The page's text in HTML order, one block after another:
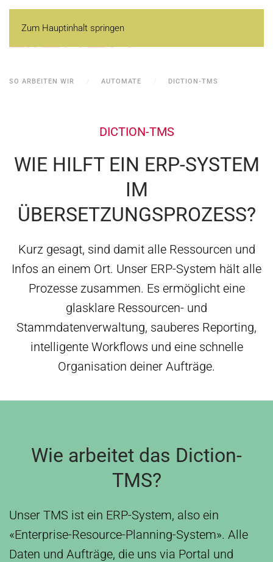
Zum Hauptinhalt springen
SO ARBEITEN WIR AUTOMATE DICTION-TMS
DICTION-TMS
WIE HILFT EIN ERP-SYSTEM
IM
ÜBERSETZUNGSPROZESS?
Kurz gesagt, sind damit alle Ressourcen und
Infos an einem Ort. Unser ERP-System hält alle
Prozesse zusammen. Es ermöglicht eine
glasklare Ressourcen- und
Stammdatenverwaltung, sauberes Reporting,
intelligente Workflows und eine schnelle
Organisation deiner Aufträge.
Wie arbeitet das Diction-
TMS?
Unser TMS ist ein ERP-System, also ein
«Enterprise-Resource-Planning-System». Alle
Daten und Aufträge, die uns via Portal und